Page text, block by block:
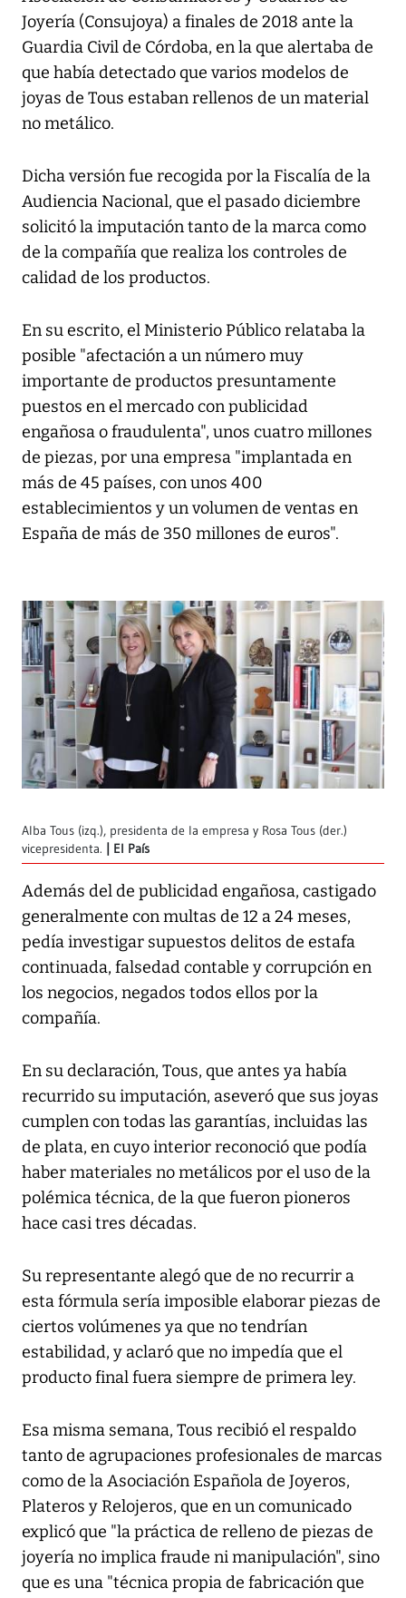
Joyería (Consujoya) a finales de 2018 ante la
Guardia Civil de Córdoba, en la que alertaba de
que había detectado que varios modelos de
joyas de Tous estaban rellenos de un material
no metálico.
Dicha versión fue recogida por la Fiscalía de la
Audiencia Nacional, que el pasado diciembre
solicitó la imputación tanto de la marca como
de la compañía que realiza los controles de
calidad de los productos.
En su escrito, el Ministerio Público relataba la
posible "afectación a un número muy
importante de productos presuntamente
puestos en el mercado con publicidad
engañosa o fraudulenta", unos cuatro millones
de piezas, por una empresa "implantada en
más de 45 países, con unos 400
establecimientos y un volumen de ventas en
España de más de 350 millones de euros".
Alba Tous (izq.), presidenta de la empresa y Rosa Tous (der.)
vicepresidenta.
El País
Además del de publicidad engañosa, castigado
generalmente con multas de 12 a 24 meses,
pedía investigar supuestos delitos de estafa
continuada, falsedad contable y corrupción en
los negocios, negados todos ellos por la
compañía.
En su declaración, Tous, que antes ya había
recurrido su imputación, aseveró que sus joyas
cumplen con todas las garantías, incluidas las
de plata, en cuyo interior reconoció que podía
haber materiales no metálicos por el uso de la
polémica técnica, de la que fueron pioneros
hace casi tres décadas.
Su representante alegó que de no recurrir a
esta fórmula sería imposible elaborar piezas de
ciertos volúmenes ya que no tendrían
estabilidad, y aclaró que no impedía que el
producto final fuera siempre de primera ley.
Esa misma semana, Tous recibió el respaldo
tanto de agrupaciones profesionales de marcas
como de la Asociación Española de Joyeros,
Plateros y Relojeros, que en un comunicado
explicó que "la práctica de relleno de piezas de
joyería no implica fraude ni manipulación", sino
que es una "técnica propia de fabricación que